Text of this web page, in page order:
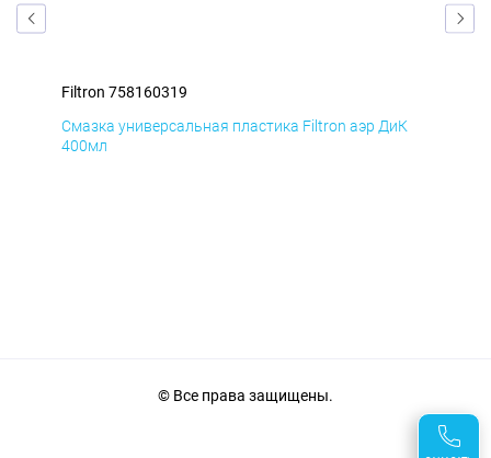
Filtron 758160319
Смазка универсальная пластика Filtron аэр ДиК
400мл
© Все права защищены.